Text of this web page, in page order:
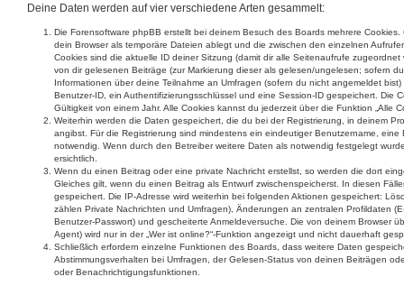
Deine Daten werden auf vier verschiedene Arten gesammelt:
Die Forensoftware phpBB erstellt bei deinem Besuch des Boards mehrere
dein Browser als temporäre Dateien ablegt und die zwischen den einzelnen
Cookies sind die aktuelle ID deiner Sitzung (damit dir alle Seitenaufrufe
von dir gelesenen Beiträge (zur Markierung dieser als gelesen/ungelesen; sofern
Informationen über deine Teilnahme an Umfragen (sofern du nicht angemeldet
Benutzer-ID, ein Authentifizierungsschlüssel und eine Session-ID gespeichert. Die
Gültigkeit von einem Jahr. Alle Cookies kannst du jederzeit über die Funktion „Alle
Weiterhin werden die Daten gespeichert, die du bei der Registrierung, in deinem
angibst. Für die Registrierung sind mindestens ein eindeutiger Benutzername, eine
notwendig. Wenn durch den Betreiber weitere Daten als notwendig festgelegt
ersichtlich.
Wenn du einen Beitrag oder eine private Nachricht erstellst, so werden die dort
Gleiches gilt, wenn du einen Beitrag als Entwurf zwischenspeicherst. In diesen
gespeichert. Die IP-Adresse wird weiterhin bei folgenden Aktionen gespeichert:
zählen Private Nachrichten und Umfragen), Änderungen an zentralen Profildaten
Benutzer-Passwort) und gescheiterte Anmeldeversuche. Die von deinem Browser
Agent) wird nur in der „Wer ist online?“-Funktion angezeigt und nicht dauerhaft
Schließlich erfordern einzelne Funktionen des Boards, dass weitere Daten
Abstimmungsverhalten bei Umfragen, der Gelesen-Status von deinen Beiträgen
oder Benachrichtigungsfunktionen.